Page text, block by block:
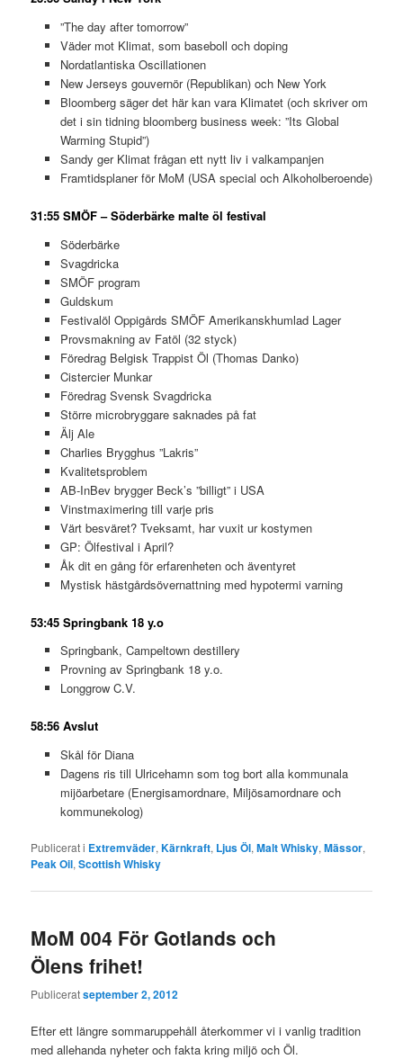
”The day after tomorrow”
Väder mot Klimat, som baseboll och doping
Nordatlantiska Oscillationen
New Jerseys gouvernör (Republikan) och New York
Bloomberg säger det här kan vara Klimatet (och skriver om
det i sin tidning bloomberg business week: ”Its Global
Warming Stupid”)
Sandy ger Klimat frågan ett nytt liv i valkampanjen
Framtidsplaner för MoM (USA special och Alkoholberoende)
31:55 SMÖF – Söderbärke malte öl festival
Söderbärke
Svagdricka
SMÖF program
Guldskum
Festivalöl Oppigårds SMÖF Amerikanskhumlad Lager
Provsmakning av Fatöl (32 styck)
Föredrag Belgisk Trappist Öl (Thomas Danko)
Cistercier Munkar
Föredrag Svensk Svagdricka
Större microbryggare saknades på fat
Älj Ale
Charlies Brygghus ”Lakris”
Kvalitetsproblem
AB-InBev brygger Beck’s ”billigt” i USA
Vinstmaximering till varje pris
Värt besväret? Tveksamt, har vuxit ur kostymen
GP: Ölfestival i April?
Åk dit en gång för erfarenheten och äventyret
Mystisk hästgårdsövernattning med hypotermi varning
53:45 Springbank 18 y.o
Springbank, Campeltown destillery
Provning av Springbank 18 y.o.
Longgrow C.V.
58:56 Avslut
Skål för Diana
Dagens ris till Ulricehamn som tog bort alla kommunala
mijöarbetare (Energisamordnare, Miljösamordnare och
kommunekolog)
Publicerat i Extremväder,Kärnkraft, Ljus Öl,Malt Whisky,Mässor,
Peak Oil,Scottish Whisky
MoM 004 För Gotlands och
Ölens frihet!
Publiceratseptember 2, 2012
Efter ett längre sommaruppehåll återkommer vi i vanlig tradition
med allehanda nyheter och fakta kring miljö och Öl.